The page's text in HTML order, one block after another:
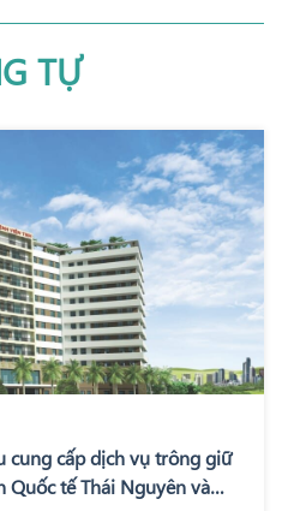
TỰ
cung cấp dịch vụ trông giữ
Quốc tế Thái Nguyên và